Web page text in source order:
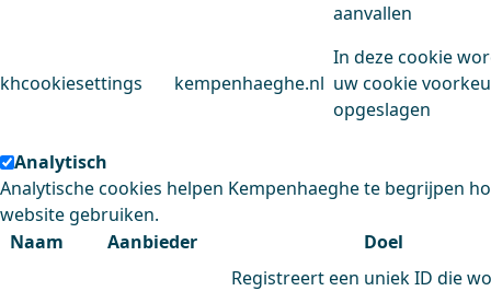
aanvallen
khcookiesettings kempenhaeghe.nl
In deze cookie
uw cookie
opgeslagen
Analytisch
Analytische cookies helpen Kempenhaeghe te begrijpen
website gebruiken.
Naam
Aanbieder Doel
Registreert een uniek ID die